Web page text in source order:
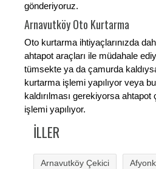
gönderiyoruz.
Arnavutköy Oto Kurtarma
Oto kurtarma ihtiyaçlarınızda
ahtapot araçları ile müdahale
tümsekte ya da çamurda
kurtarma işlemi yapılıyor veya
kaldırılması gerekiyorsa ahtapot
işlemi yapılıyor.
İLLER
Arnavutköy Çekici